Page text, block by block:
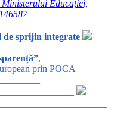
Educației,
de sprijin integrate
,
prin POCA